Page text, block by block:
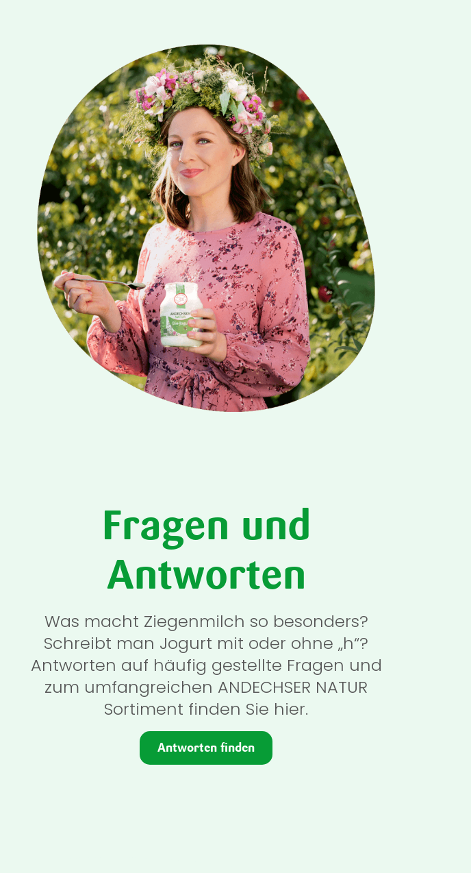
Fragen und
Antworten
Was macht Ziegenmilch so besonders?
Schreibt man Jogurt mit oder ohne „h“?
Antworten auf häufig gestellte Fragen und
zum umfangreichen ANDECHSER NATUR
Sortiment finden Sie hier.
Antworten finden